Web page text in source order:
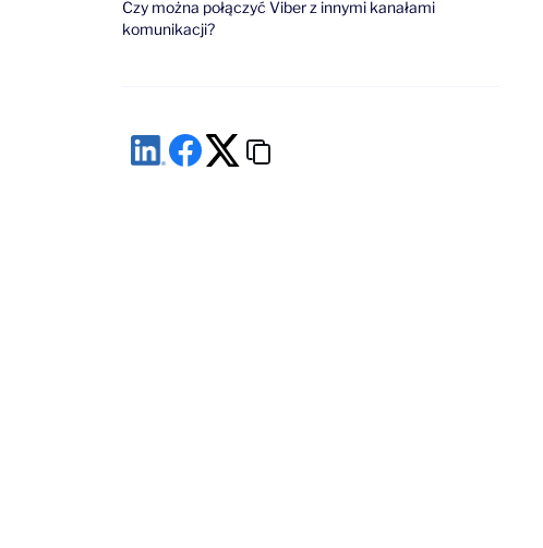
Czy można połączyć Viber z innymi kanałami
komunikacji?